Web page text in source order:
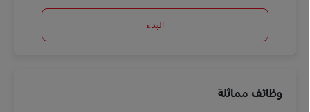
البدء
وظائف مماثلة